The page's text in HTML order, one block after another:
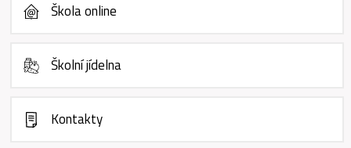
Škola online
Školní jídelna
Kontakty